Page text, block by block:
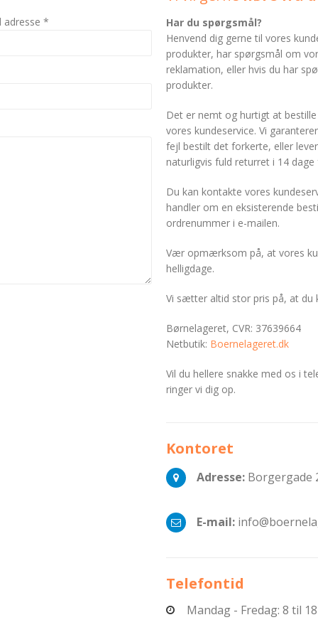
adresse *
Har du spørgsmål?
Henvend dig gerne til vores
produkter, har spørgsmål om
reklamation, eller hvis du har
produkter.
Det er nemt og hurtigt at
vores kundeservice. Vi
fejl bestilt det forkerte, eller
naturligvis fuld returret i 14
Du kan kontakte vores
handler om en eksisterende
ordrenummer i e-mailen.
Vær opmærksom på, at vores
helligdage.
Vi sætter altid stor pris på, at
Børnelageret, CVR: 37639664
Netbutik: Boernelageret.dk
Vil du hellere snakke med os i
ringer vi dig op.
Kontoret
Adresse: Borgergade
E-mail:
Telefontid
Mandag - Fredag: 8 til 18